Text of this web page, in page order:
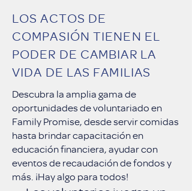
LOS ACTOS DE
COMPASIÓN TIENEN EL
PODER DE CAMBIAR LA
VIDA DE LAS FAMILIAS
Descubra la amplia gama de
oportunidades de voluntariado en
Family Promise, desde servir comidas
hasta brindar capacitación en
educación financiera, ayudar con
eventos de recaudación de fondos y
más. ¡Hay algo para todos!